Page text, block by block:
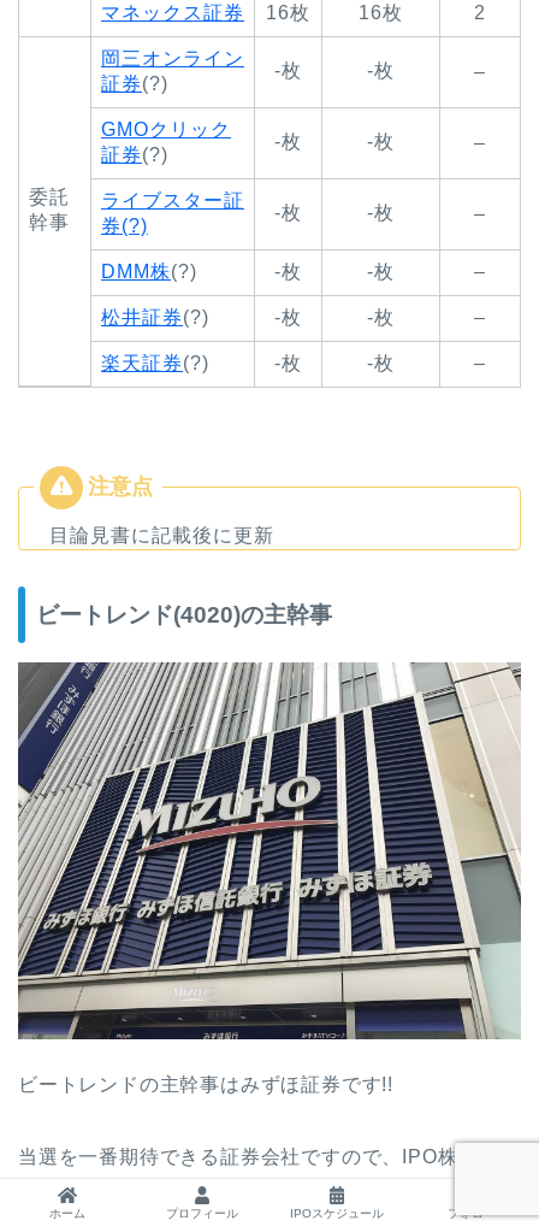
マネックス証券 16枚 16枚 2
委託
幹事
岡三オンライン
証券(?)
-枚 -枚 –
GMOクリック
証券(?)
-枚 -枚 –
ライブスター証
券(?)
-枚 -枚 –
DMM株(?) -枚 -枚 –
松井証券(?) -枚 -枚 –
楽天証券(?) -枚 -枚 –
目論見書に記載後に更新
ビートレンド(4020)の主幹事
ビートレンドの主幹事はみずほ証券です!!
当選を一番期待できる証券会社ですので、IPO株を購入
したい人は優先的に申し込みをしましょう。
ホーム プロフィール IPOスケジュール フォロー